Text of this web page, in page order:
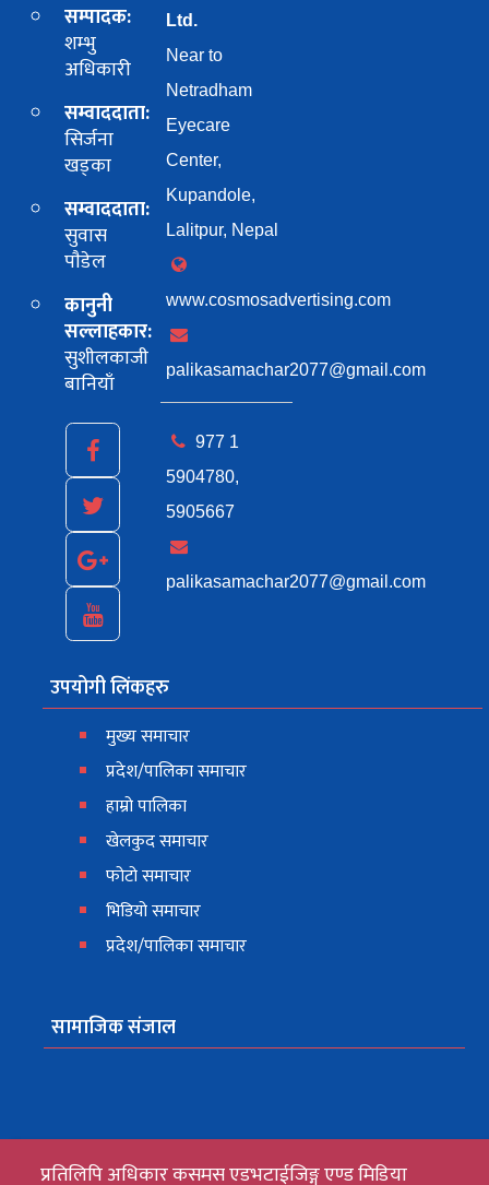
सम्पादक:
शम्भु
अधिकारी
सम्वाददाता:
सिर्जना
खड्का
सम्वाददाता:
सुवास
पाैडेल
कानुनी
सल्लाहकार:
सुशीलकाजी
बानियाँ
Ltd.
Near to
Netradham
Eyecare
Center,
Kupandole,
Lalitpur, Nepal
www.cosmosadvertising.com
palikasamachar2077@gmail.com
977 1
5904780,
5905667
palikasamachar2077@gmail.com
उपयोगी लिंकहरु
मुख्य समाचार
प्रदेश/पालिका समाचार
हाम्रो पालिका
खेलकुद समाचार
फोटो समाचार
भिडियो समाचार
प्रदेश/पालिका समाचार
सामाजिक संजाल
प्रतिलिपि अधिकार कसमस एडभटाईजिङ्ग एण्ड मिडिया